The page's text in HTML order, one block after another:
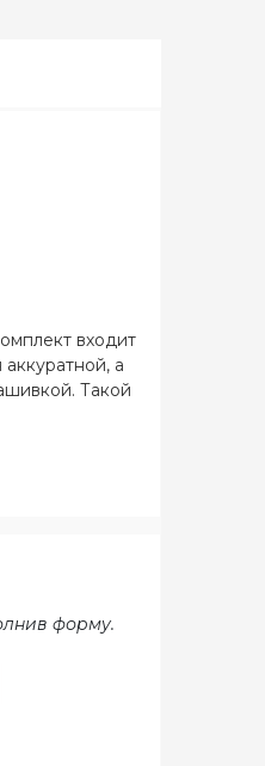
входит
а
Такой
форму.